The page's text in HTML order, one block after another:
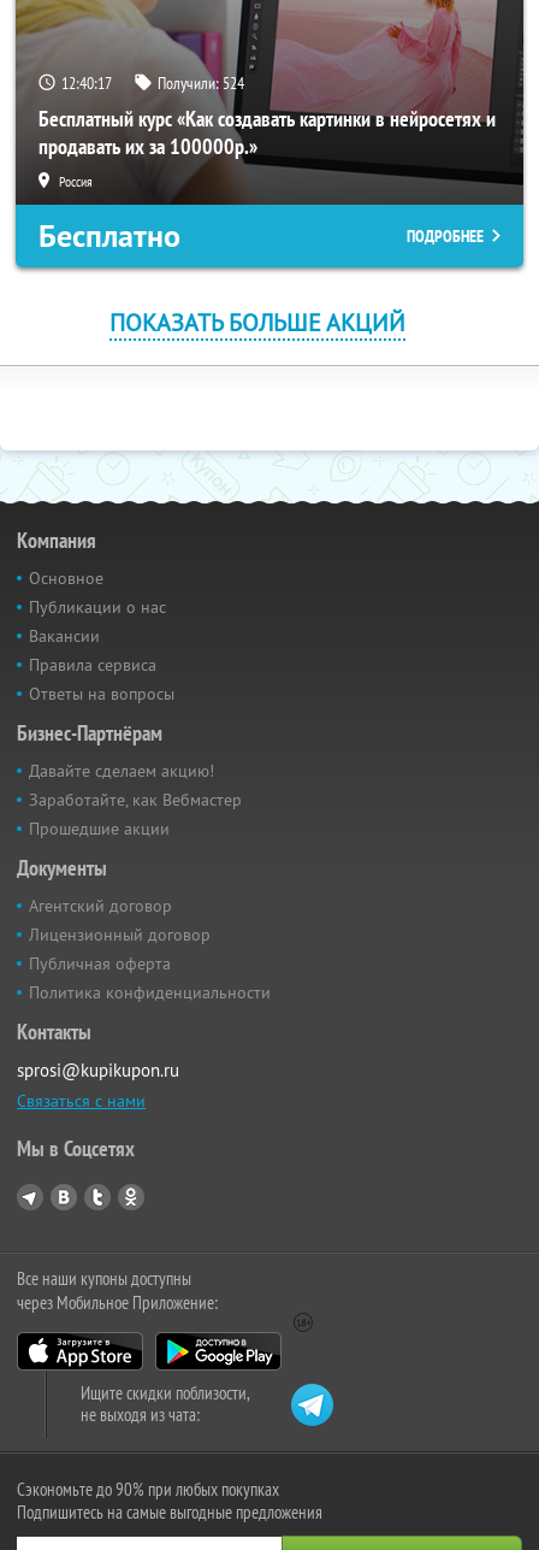
12:40:17 Получили: 524
Бесплатный курс «Как создавать картинки в нейросетях и
продавать их за 100000р.»
Россия
Бесплатно ПОДРОБНЕЕ
ПОКАЗАТЬ БОЛЬШЕ АКЦИЙ
Компания
Основное
Публикации о нас
Вакансии
Правила сервиса
Ответы на вопросы
Бизнес-Партнёрам
Давайте сделаем акцию!
Заработайте, как Вебмастер
Прошедшие акции
Документы
Агентский договор
Лицензионный договор
Публичная оферта
Политика конфиденциальности
Контакты
sprosi@kupikupon.ru
Связаться с нами
Мы в Соцсетях
Все наши купоны доступны
через Мобильное Приложение:
Ищите скидки поблизости,
не выходя из чата:
Сэкономьте до 90% при любых покупках
Подпишитесь на самые выгодные предложения